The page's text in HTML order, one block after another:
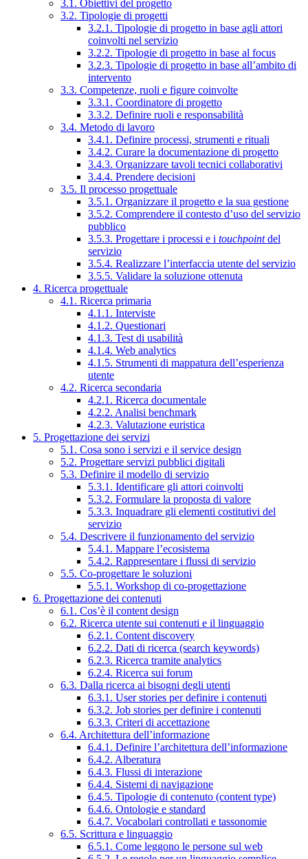
3.1. Obiettivi del progetto
3.2. Tipologie di progetti
3.2.1. Tipologie di progetto in base agli attori
coinvolti nel servizio
3.2.2. Tipologie di progetto in base al focus
3.2.3. Tipologie di progetto in base all’ambito di
intervento
3.3. Competenze, ruoli e figure coinvolte
3.3.1. Coordinatore di progetto
3.3.2. Definire ruoli e responsabilità
3.4. Metodo di lavoro
3.4.1. Definire processi, strumenti e rituali
3.4.2. Curare la documentazione di progetto
3.4.3. Organizzare tavoli tecnici collaborativi
3.4.4. Prendere decisioni
3.5. Il processo progettuale
3.5.1. Organizzare il progetto e la sua gestione
3.5.2. Comprendere il contesto d’uso del servizio
pubblico
3.5.3. Progettare i processi e i touchpointdel
servizio
3.5.4. Realizzare l’interfaccia utente del servizio
3.5.5. Validare la soluzione ottenuta
4. Ricerca progettuale
4.1. Ricerca primaria
4.1.1. Interviste
4.1.2. Questionari
4.1.3. Test di usabilità
4.1.4. Web analytics
4.1.5. Strumenti di mappatura dell’esperienza
utente
4.2. Ricerca secondaria
4.2.1. Ricerca documentale
4.2.2. Analisi benchmark
4.2.3. Valutazione euristica
5. Progettazione dei servizi
5.1. Cosa sono i servizi e il service design
5.2. Progettare servizi pubblici digitali
5.3. Definire il modello di servizio
5.3.1. Identificare gli attori coinvolti
5.3.2. Formulare la proposta di valore
5.3.3. Inquadrare gli elementi costitutivi del
servizio
5.4. Descrivere il funzionamento del servizio
5.4.1. Mappare l’ecosistema
5.4.2. Rappresentare i flussi di servizio
5.5. Co-progettare le soluzioni
5.5.1. Workshop di co-progettazione
6. Progettazione dei contenuti
6.1. Cos’è il content design
6.2. Ricerca utente sui contenuti e il linguaggio
6.2.1. Content discovery
6.2.2. Dati di ricerca (search keywords)
6.2.3. Ricerca tramite analytics
6.2.4. Ricerca sui forum
6.3. Dalla ricerca ai bisogni degli utenti
6.3.1. User stories per definire i contenuti
6.3.2. Job stories per definire i contenuti
6.3.3. Criteri di accettazione
6.4. Architettura dell’informazione
6.4.1. Definire l’architettura dell’informazione
6.4.2. Alberatura
6.4.3. Flussi di interazione
6.4.4. Sistemi di navigazione
6.4.5. Tipologie di contenuto (content type)
6.4.6. Ontologie e standard
6.4.7. Vocabolari controllati e tassonomie
6.5. Scrittura e linguaggio
6.5.1. Come leggono le persone sul web